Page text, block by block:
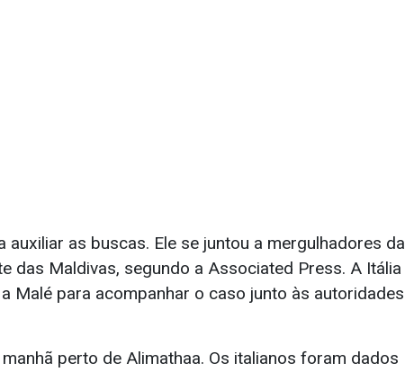
auxiliar as buscas. Ele se juntou a mergulhadores da
das Maldivas, segundo a Associated Press. A Itália
Malé para acompanhar o caso junto às autoridades
perto de Alimathaa. Os italianos foram dados